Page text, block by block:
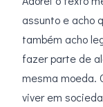
assunto e acho
também acho
fazer parte de
mesma moeda.
viver em